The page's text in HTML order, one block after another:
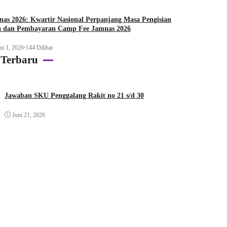
2026: Kwartir Nasional Perpanjang Masa Pengisian
dan Pembayaran Camp Fee Jamnas 2026
1, 2026•144 Dilihat
Jawaban SKU Penggalang Rakit no 21 s/d 30
Juni 21, 2026